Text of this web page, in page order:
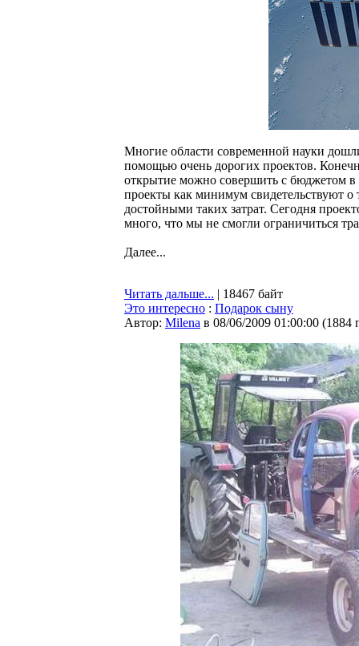
Многие области современной науки
помощью очень дорогих проектов.
открытие можно совершить с бюджетом
проекты как минимум свидетельствуют о
достойными таких затрат. Сегодня
много, что мы не смогли ограничиться
Далее...
Читать дальше... | 18467 байт
Это интересно : Подарок сыну
Автор: Milena в 08/06/2009 01:00:00 (1884